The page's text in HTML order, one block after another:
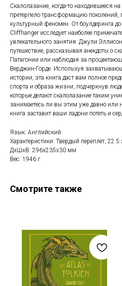
Скалолазание, когда-то находившееся
претерпело трансформацию поколений,
культурный феномен. От боулдеринга
Cliffhanger исследует наиболее
увлекательного занятия. Джули
путешествие, рассказывая анекдоты о
Патагонии или наблюдая за
Верджин-Горде. Используя
истории, эта книга даст вам полное
спорта и образа жизни, подчеркнув
которые делают скалолазание таким
занимаетесь ли вы этим уже давно или
книга заставит ваши ладони потеть и
Язык: Английский
Характеристики: Твердый переплет,
ДxШxВ: 296x235x30 мм
Вес: 1946 г
Смотрите также